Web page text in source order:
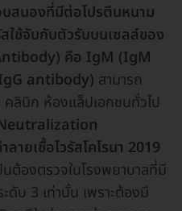
สนองที่มีต่อโปรตีนหนาม
ใช้จับกับตัวรับบนเซลล์ของ
คือ IgM (IgM
antibody) สามารถ
คลินิก ห้องแล็ปเอกชนทั่วไป
ยเชื้อไวรัสโคโรนา 2019
นต้องตรวจในโรงพยาบาลที่มี
บ 3 เท่านั้น เพราะต้องมี